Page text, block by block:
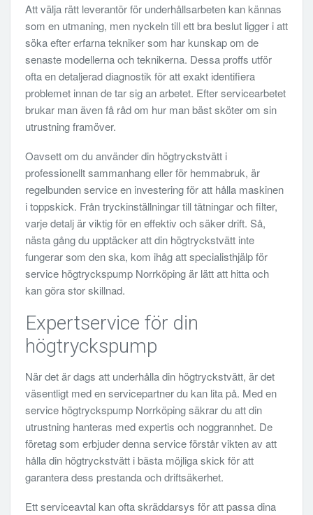
Att välja rätt leverantör för underhållsarbeten kan kännas
som en utmaning, men nyckeln till ett bra beslut ligger i att
söka efter erfarna tekniker som har kunskap om de
senaste modellerna och teknikerna. Dessa proffs utför
ofta en detaljerad diagnostik för att exakt identifiera
problemet innan de tar sig an arbetet. Efter servicearbetet
brukar man även få råd om hur man bäst sköter om sin
utrustning framöver.
Oavsett om du använder din högtryckstvätt i
professionellt sammanhang eller för hemmabruk, är
regelbunden service en investering för att hålla maskinen
i toppskick. Från tryckinställningar till tätningar och filter,
varje detalj är viktig för en effektiv och säker drift. Så,
nästa gång du upptäcker att din högtryckstvätt inte
fungerar som den ska, kom ihåg att specialisthjälp för
service högtryckspump Norrköping är lätt att hitta och
kan göra stor skillnad.
Expertservice för din
högtryckspump
När det är dags att underhålla din högtryckstvätt, är det
väsentligt med en servicepartner du kan lita på. Med en
service högtryckspump Norrköping säkrar du att din
utrustning hanteras med expertis och noggrannhet. De
företag som erbjuder denna service förstår vikten av att
hålla din högtryckstvätt i bästa möjliga skick för att
garantera dess prestanda och driftsäkerhet.
Ett serviceavtal kan ofta skräddarsys för att passa dina